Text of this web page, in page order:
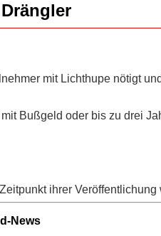
mit Lichthupe nötigt
Bußgeld oder bis zu drei
ihrer Veröffentlichung
News